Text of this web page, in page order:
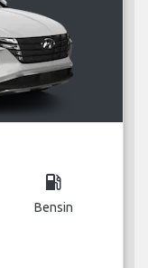
local_gas_station
Bensin